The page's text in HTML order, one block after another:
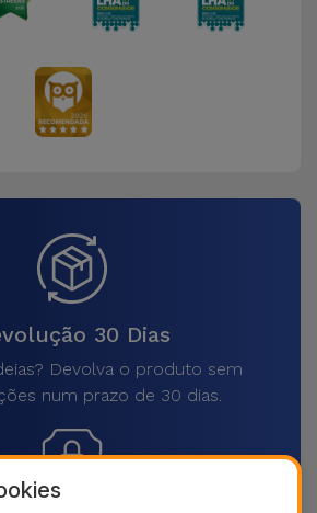
30 Dias
Devolva o produto sem
num prazo de 30 dias.